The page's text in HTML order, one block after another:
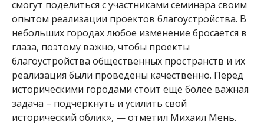
смогут поделиться с участниками семинара своим
опытом реализации проектов благоустройства. В
небольших городах любое изменение бросается в
глаза, поэтому важно, чтобы проекты
благоустройства общественных пространств и их
реализация были проведены качественно. Перед
историческими городами стоит еще более важная
задача – подчеркнуть и усилить свой
исторический облик», — отметил Михаил Мень.